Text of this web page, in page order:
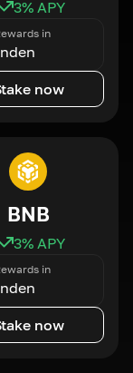
3% APY
in
now
BNB
3% APY
in
now